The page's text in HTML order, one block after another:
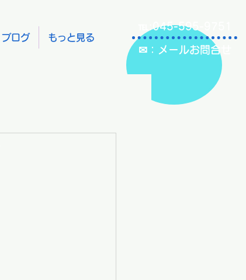
ブログ もっと見る
℡:045-595-9751
✉：メールお問合せ